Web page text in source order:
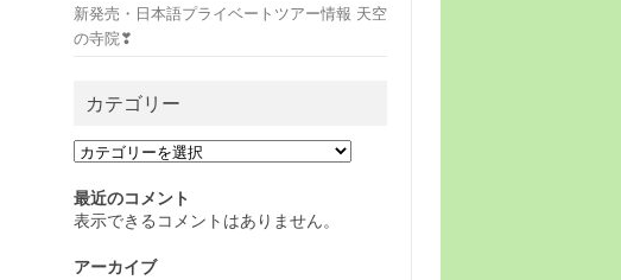
新発売・日本語プライベートツアー情報 天空
の寺院❣
カテゴリー
カ
ゴ
リ
最近のコメント
表示できるコメントはありません。
アーカイブ